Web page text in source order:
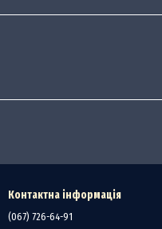
Контактна інформація
(067) 726-64-91